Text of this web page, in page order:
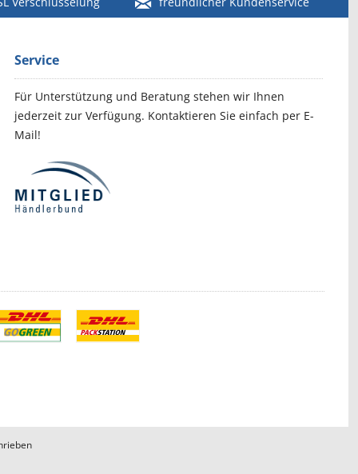
Service
Für Unterstützung und Beratung stehen wir Ihnen
jederzeit zur Verfügung. Kontaktieren Sie einfach per E-
Mail!